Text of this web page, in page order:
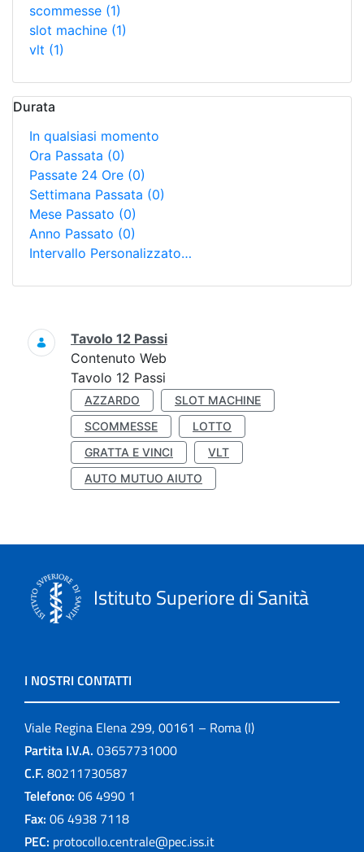
scommesse (1)
slot machine (1)
vlt (1)
Durata
In qualsiasi momento
Ora Passata (0)
Passate 24 Ore (0)
Settimana Passata (0)
Mese Passato (0)
Anno Passato (0)
Intervallo Personalizzato…
Ricerca
Tavolo 12 Passi
Contenuto Web
Tavolo 12 Passi
AZZARDO
SLOT MACHINE
SCOMMESSE
LOTTO
GRATTA E VINCI
VLT
AUTO MUTUO AIUTO
Istituto Superiore di Sanità
I NOSTRI CONTATTI
Viale Regina Elena 299, 00161 – Roma (I)
Partita I.V.A. 03657731000
C.F. 80211730587
Telefono: 06 4990 1
Fax: 06 4938 7118
PEC: protocollo.centrale@pec.iss.it